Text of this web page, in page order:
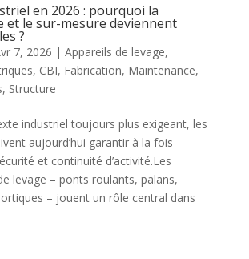
en 2026 : pourquoi la
et le sur-mesure deviennent
?
7, 2026 | Appareils de levage,
, CBI, Fabrication, Maintenance,
, Structure
industriel toujours plus exigeant, les
aujourd’hui garantir à la fois
et continuité d’activité.Les
levage – ponts roulants, palans,
– jouent un rôle central dans